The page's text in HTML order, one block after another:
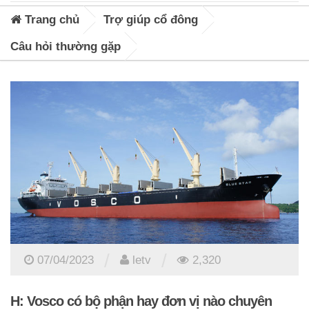
Trang chủ Trợ giúp cổ đông
Câu hỏi thường gặp
07/04/2023 letv 2,320
H: Vosco có bộ phận hay đơn vị nào chuyên